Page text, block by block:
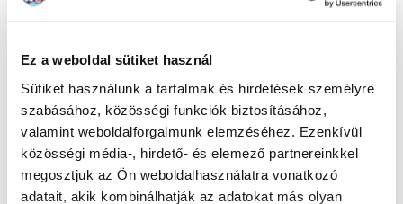
Ez a weboldal sütiket használ
Sütiket használunk a tartalmak és hirdetések személyre
szabásához, közösségi funkciók biztosításához,
valamint weboldalforgalmunk elemzéséhez. Ezenkívül
közösségi média-, hirdető- és elemező partnereinkkel
megosztjuk az Ön weboldalhasználatra vonatkozó
adatait, akik kombinálhatják az adatokat más olyan
FT / KG)
KÜLDÉS 48 ÓRÁN BELÜL
Képek ügyfeleinkrőlTovábbi képek megtekintése
Leírás